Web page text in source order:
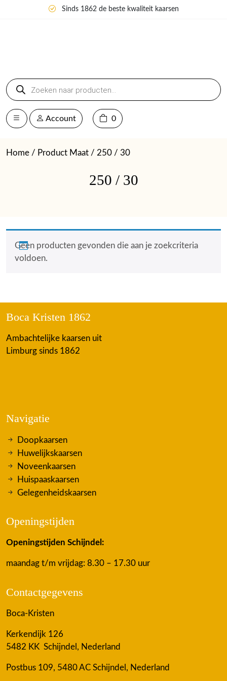
Sinds 1862 de beste kwaliteit kaarsen
Producten
zoeken
Account 0
Home / Product Maat / 250 / 30
250 / 30
Geen producten gevonden die aan je zoekcriteria
voldoen.
Boca Kristen 1862
Ambachtelijke kaarsen uit
Limburg sinds 1862
Navigatie
Doopkaarsen
Huwelijkskaarsen
Noveenkaarsen
Huispaaskaarsen
Gelegenheidskaarsen
Openingstijden
Openingstijden Schijndel:
maandag t/m vrijdag: 8.30 – 17.30 uur
Contactgegevens
Boca-Kristen
Kerkendijk 126
5482 KK Schijndel, Nederland
Postbus 109, 5480 AC Schijndel, Nederland